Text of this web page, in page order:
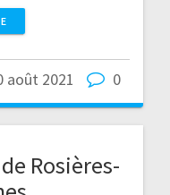
août 2021 0
Rosières-